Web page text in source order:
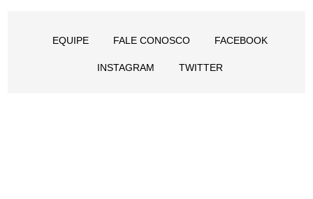
EQUIPE FALE CONOSCO FACEBOOK
INSTAGRAM TWITTER